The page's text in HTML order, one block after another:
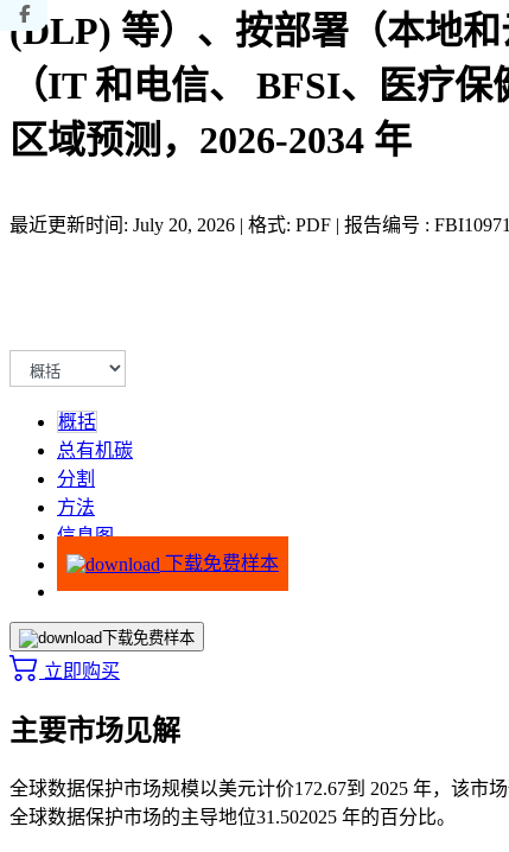
(DLP) 等）、按部署（本地
（IT 和电信、 BFSI、医疗
区域预测，2026-2034 年
最近更新时间: July 20, 2026 | 格式: PDF | 报告编号 :
概括
总有机碳
分割
方法
信息图
下载免费样本
下载免费样本
立即购买
主要市场见解
全球数据保护市场规模以美元计价172.67到 2025 年，该市
全球数据保护市场的主导地位31.502025 年的百分比。